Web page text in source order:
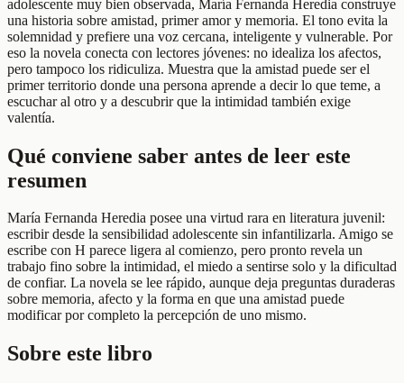
adolescente muy bien observada, María Fernanda Heredia construye
una historia sobre amistad, primer amor y memoria. El tono evita la
solemnidad y prefiere una voz cercana, inteligente y vulnerable. Por
eso la novela conecta con lectores jóvenes: no idealiza los afectos,
pero tampoco los ridiculiza. Muestra que la amistad puede ser el
primer territorio donde una persona aprende a decir lo que teme, a
escuchar al otro y a descubrir que la intimidad también exige
valentía.
Qué conviene saber antes de leer este
resumen
María Fernanda Heredia posee una virtud rara en literatura juvenil:
escribir desde la sensibilidad adolescente sin infantilizarla. Amigo se
escribe con H parece ligera al comienzo, pero pronto revela un
trabajo fino sobre la intimidad, el miedo a sentirse solo y la dificultad
de confiar. La novela se lee rápido, aunque deja preguntas duraderas
sobre memoria, afecto y la forma en que una amistad puede
modificar por completo la percepción de uno mismo.
Sobre este libro